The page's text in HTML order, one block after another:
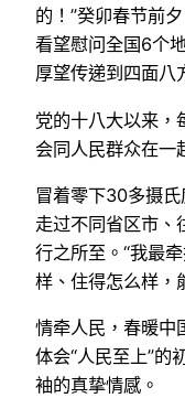
的！”癸卯春节前
看望慰问全国6个
厚望传递到四面八
党的十八大以来，
会同人民群众在一
冒着零下30多摄
走过不同省区市、
行之所至。“我最
样、住得怎么样，
情牵人民，春暖中
体会“人民至上”的
袖的真挚情感。